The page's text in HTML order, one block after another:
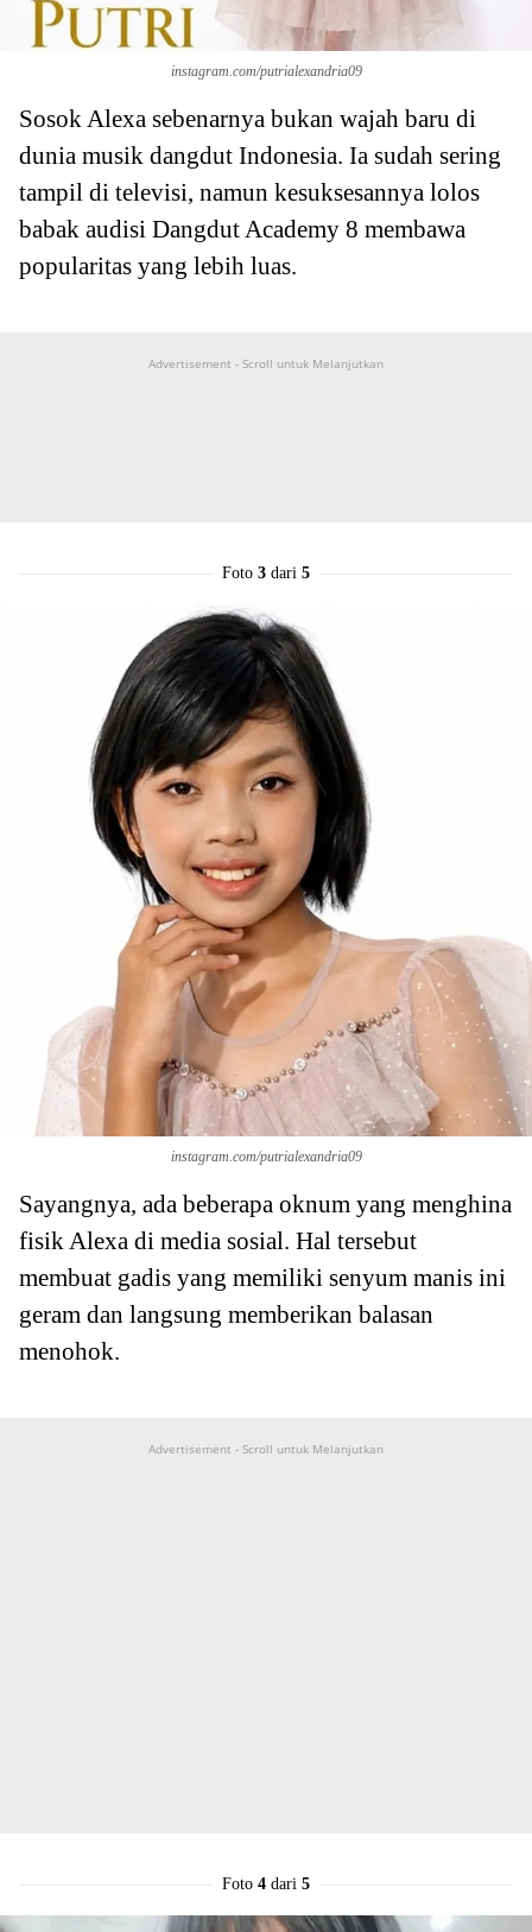
instagram.com/putrialexandria09
Sosok Alexa sebenarnya bukan wajah baru di
dunia musik dangdut Indonesia. Ia sudah sering
tampil di televisi, namun kesuksesannya lolos
babak audisi Dangdut Academy 8 membawa
popularitas yang lebih luas.
Advertisement - Scroll untuk Melanjutkan
Foto 3 dari 5
instagram.com/putrialexandria09
Sayangnya, ada beberapa oknum yang menghina
fisik Alexa di media sosial. Hal tersebut
membuat gadis yang memiliki senyum manis ini
geram dan langsung memberikan balasan
menohok.
Advertisement - Scroll untuk Melanjutkan
Foto 4 dari 5